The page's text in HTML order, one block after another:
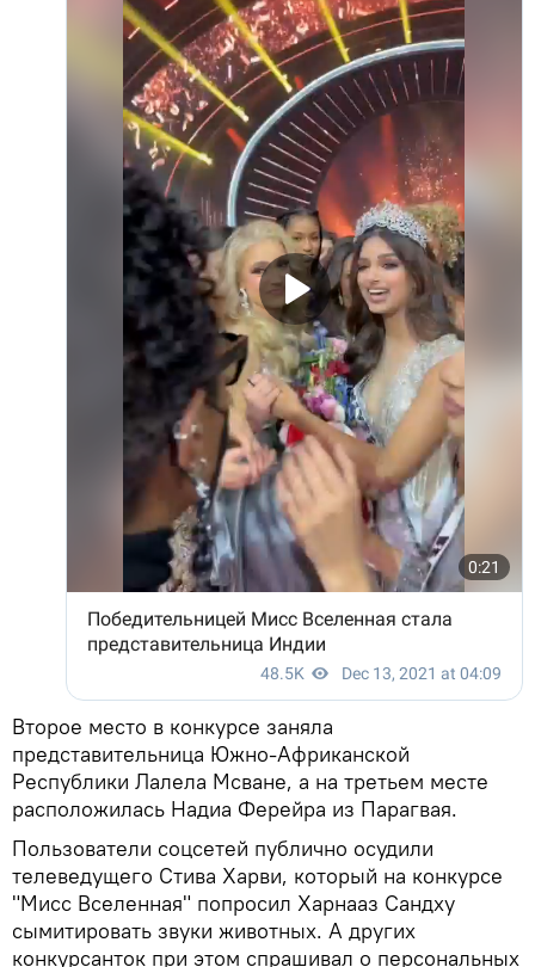
Второе место в конкурсе заняла
представительница Южно-Африканской
Республики Лалела Мсване, а на третьем месте
расположилась Надиа Ферейра из Парагвая.
Пользователи соцсетей публично осудили
телеведущего Стива Харви, который на конкурсе
"Мисс Вселенная" попросил Харнааз Сандху
сымитировать звуки животных. А других
конкурсанток при этом спрашивал о персональных